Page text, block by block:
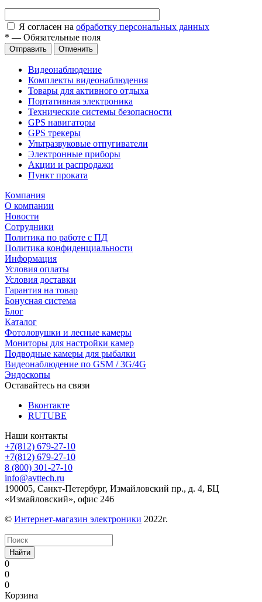
Я согласен на обработку персональных данных
* — Обязательные поля
Отправить Отменить
Видеонаблюдение
Комплекты видеонаблюдения
Товары для активного отдыха
Портативная электроника
Технические системы безопасности
GPS навигаторы
GPS трекеры
Ультразвуковые отпугиватели
Электронные приборы
Акции и распродажи
Пункт проката
Компания
О компании
Новости
Сотрудники
Политика по работе с ПД
Политика конфиденциальности
Информация
Условия оплаты
Условия доставки
Гарантия на товар
Бонусная система
Блог
Каталог
Фотоловушки и лесные камеры
Мониторы для настройки камер
Подводные камеры для рыбалки
Видеонаблюдение по GSM / 3G/4G
Эндоскопы
Оставайтесь на связи
Вконтакте
RUTUBE
Наши контакты
+7(812) 679-27-10
+7(812) 679-27-10
8 (800) 301-27-10
info@avttech.ru
190005, Санкт-Петербург, Измайловский пр., д. 4, БЦ
«Измайловский», офис 246
© Интернет-магазин электроники 2022г.
Найти
0
0
0
Корзина